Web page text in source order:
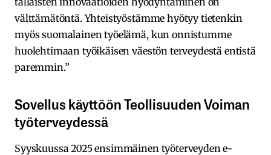
välttämätöntä. Yhteistyöstämme hyötyy tietenkin
myös suomalainen työelämä, kun onnistumme
huolehtimaan työikäisen väestön terveydestä entistä
paremmin.”
Sovellus käyttöön Teollisuuden Voiman
työterveydessä
Syyskuussa 2025 ensimmäinen työterveyden e-